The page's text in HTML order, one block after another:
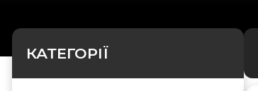
КАТЕГОРІЇ